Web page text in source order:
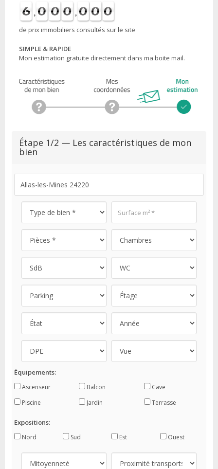
de prix immobiliers consultés sur le site
SIMPLE & RAPIDE
Mon estimation gratuite directement dans ma boite mail.
Étape 1/2 — Les caractéristiques de mon
bien
Équipements:
Ascenseur Balcon
Cave
Piscine
Jardin Terrasse
Expositions:
Nord Sud Est Ouest